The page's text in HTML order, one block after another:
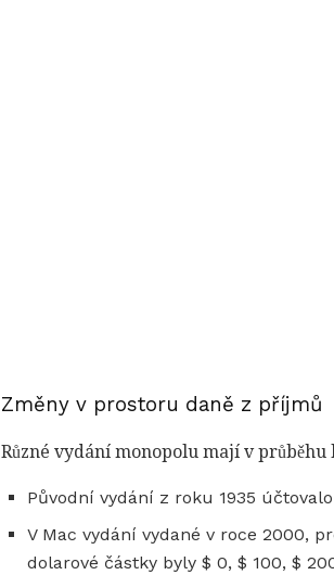
Změny v prostoru daně z příjmů
Různé vydání monopolu mají v průběhu
Původní vydání z roku 1935
V Mac vydání vydané v roce 2000,
dolarové částky byly $ 0, $ 100, $